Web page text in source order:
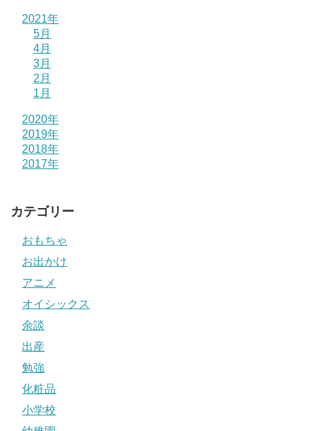
2021年
5月
4月
3月
2月
1月
2020年
2019年
2018年
2017年
カテゴリー
おもちゃ
お出かけ
アニメ
オイシックス
余談
出産
勉強
化粧品
小学校